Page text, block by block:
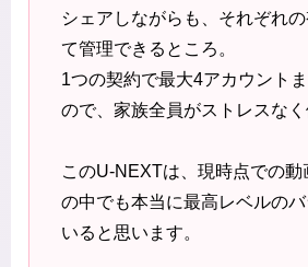
シェアしながらも、それぞれ
て管理できるところ。
1つの契約で最大4アカウント
ので、家族全員がストレスな
このU-NEXTは、現時点での動
の中でも本当に最高レベルの
いると思います。